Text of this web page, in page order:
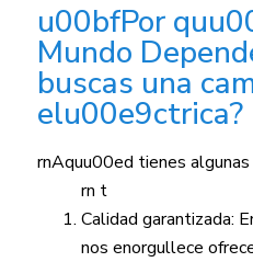
u00bfPor
Mundo
buscas una
elu00e9ctrica?
rnAquu00ed tienes
rn t
Calidad garantizada:
nos enorgullece